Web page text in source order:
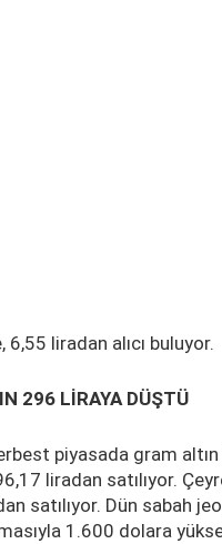
6,55 liradan alıcı buluyor.
296 LİRAYA DÜŞTÜ
piyasada gram
liradan satılıyor.
satılıyor. Dün sabah
1.600 dolara